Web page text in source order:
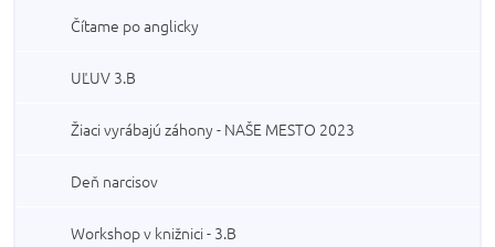
Čítame po anglicky
UĽUV 3.B
Žiaci vyrábajú záhony - NAŠE MESTO 2023
Deň narcisov
Workshop v knižnici - 3.B